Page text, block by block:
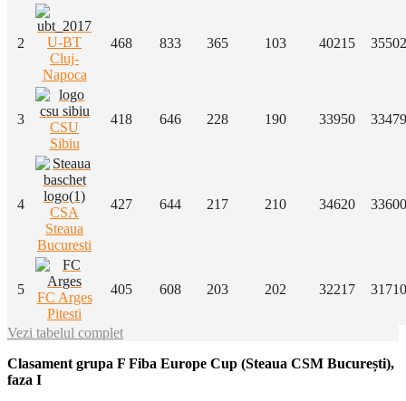
2
U-BT
Cluj-
Napoca
468 833 365 103 40215 35502
3
CSU
Sibiu
418 646 228 190 33950 33479
4
CSA
Steaua
Bucuresti
427 644 217 210 34620 33600
5
FC Arges
Pitesti
405 608 203 202 32217 31710
Vezi tabelul complet
Clasament grupa F Fiba Europe Cup (Steaua CSM București),
faza I